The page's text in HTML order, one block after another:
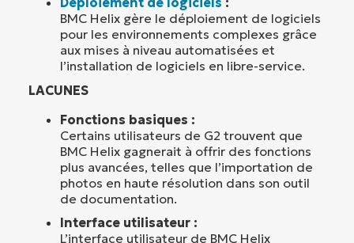
BMC Helix gère le déploiement de logiciels
pour les environnements complexes grâce
aux mises à niveau automatisées et
l’installation de logiciels en libre-service.
LACUNES
Fonctions basiques :
Certains utilisateurs de G2 trouvent que
BMC Helix gagnerait à offrir des fonctions
plus avancées, telles que l’importation de
photos en haute résolution dans son outil
de documentation.
Interface utilisateur :
L’interface utilisateur de BMC Helix